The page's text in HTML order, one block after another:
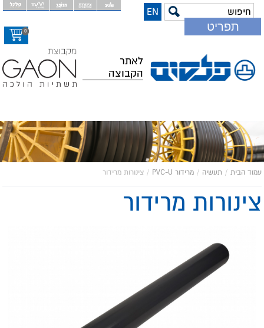
EN
0
לאתר
הקבוצה
תפריט
עמוד הבית / תעשיה / מרידור PVC-U / צינורות מרידור
צינורות מרידור